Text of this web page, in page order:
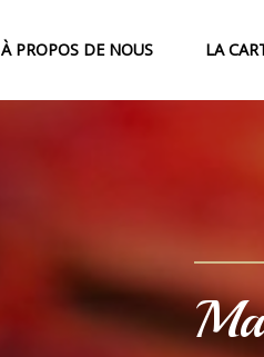
À PROPOS DE NOUS LA